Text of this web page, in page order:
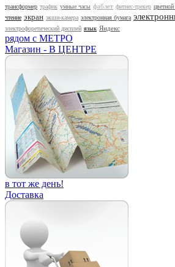
трансформер трафик умные часы фаблет фитнес-трекер цветной
чтение экран экшн-камера электронная бумага
электрофоретический дисплей язык Яндекс
рядом с МЕТРО
Магазин - В ЦЕНТРЕ
в тот же день!
Доставка